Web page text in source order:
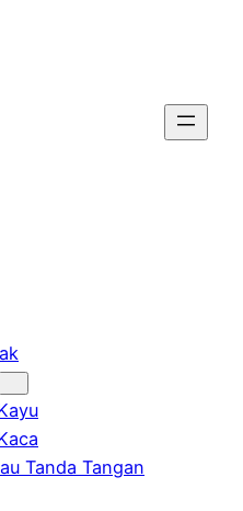
Tanda Tangan